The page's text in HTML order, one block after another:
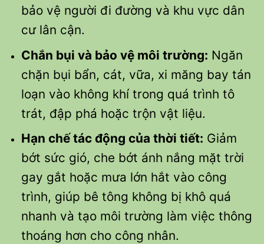
bảo vệ người đi đường và khu vực dân
cư lân cận.
Chắn bụi và bảo vệ môi trường: Ngăn
chặn bụi bẩn, cát, vữa, xi măng bay tán
loạn vào không khí trong quá trình tô
trát, đập phá hoặc trộn vật liệu.
Hạn chế tác động của thời tiết: Giảm
bớt sức gió, che bớt ánh nắng mặt trời
gay gắt hoặc mưa lớn hắt vào công
trình, giúp bê tông không bị khô quá
nhanh và tạo môi trường làm việc thông
thoáng hơn cho công nhân.